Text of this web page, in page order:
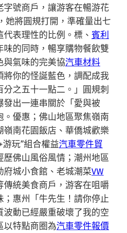
字號商戶，讓游客在暢游花
她將圓規打開，準確量出七
表理性的比例。標、 賓利
味的同時，暢享購物餐飲雙
與氣味的完美協汽車材料
將你的怪誕藍色，調配成我
之五十一點二。」圓規刺
發出一連串關於「愛與被
。優惠；佛山地區聚焦嶺南
嶺南花園飯店、華僑城歡樂
玩”組合權益汽車零件貿
歷佛山風俗風情；潮州地區
府城小食館、老城潮菜VW
傳統美食商戶，游客在咀嚼
；惠州「牛先生！請你停止
波動已經嚴重破壞了我的空
以特點商圈為汽車零件報價